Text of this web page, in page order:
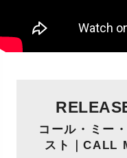
コール・ミー
スト｜CALL